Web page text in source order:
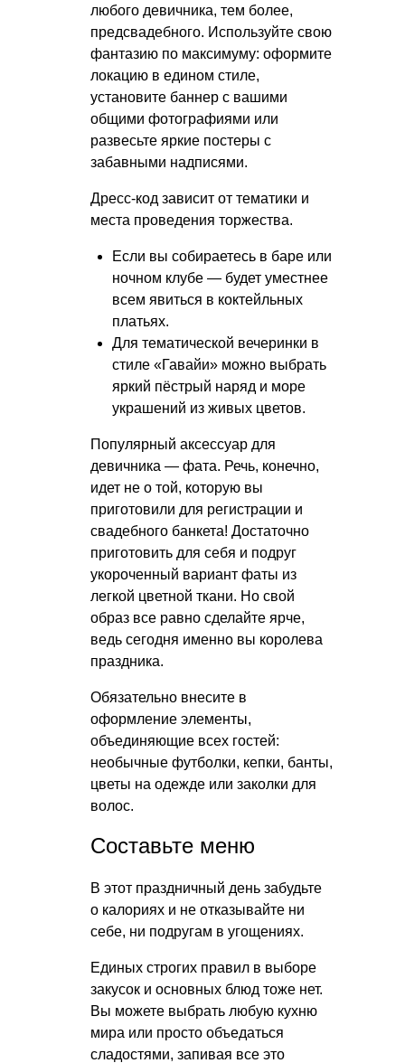
любого девичника, тем более,
предсвадебного. Используйте свою
фантазию по максимуму: оформите
локацию в едином стиле,
установите баннер с вашими
общими фотографиями или
развесьте яркие постеры с
забавными надписями.
Дресс-код зависит от тематики и
места проведения торжества.
Если вы собираетесь в баре или
ночном клубе — будет уместнее
всем явиться в коктейльных
платьях.
Для тематической вечеринки в
стиле «Гавайи» можно выбрать
яркий пёстрый наряд и море
украшений из живых цветов.
Популярный аксессуар для
девичника — фата. Речь, конечно,
идет не о той, которую вы
приготовили для регистрации и
свадебного банкета! Достаточно
приготовить для себя и подруг
укороченный вариант фаты из
легкой цветной ткани. Но свой
образ все равно сделайте ярче,
ведь сегодня именно вы королева
праздника.
Обязательно внесите в
оформление элементы,
объединяющие всех гостей:
необычные футболки, кепки, банты,
цветы на одежде или заколки для
волос.
Составьте меню
В этот праздничный день забудьте
о калориях и не отказывайте ни
себе, ни подругам в угощениях.
Единых строгих правил в выборе
закусок и основных блюд тоже нет.
Вы можете выбрать любую кухню
мира или просто объедаться
сладостями, запивая все это